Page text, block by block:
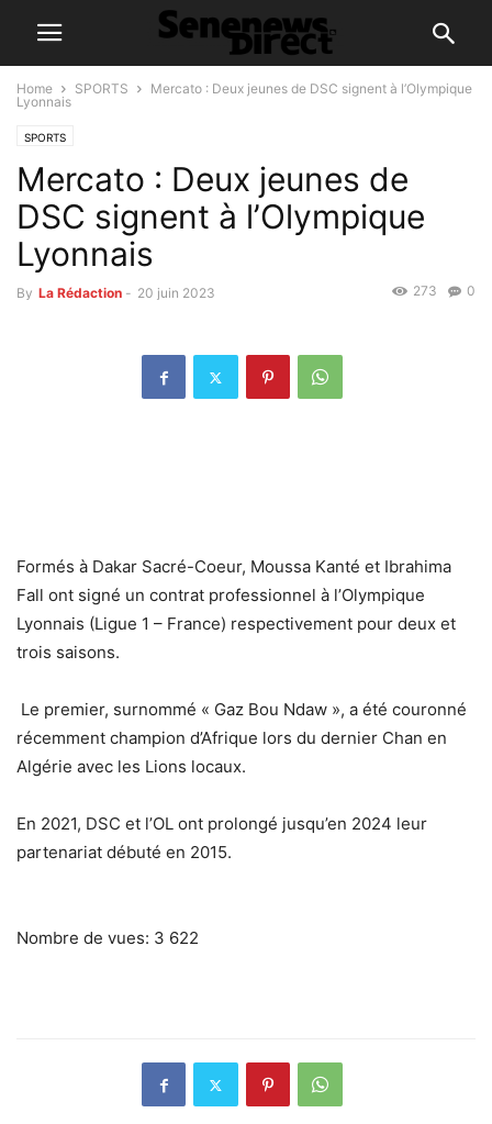
Home SPORTS
Mercato : Deux jeunes de DSC signent à l’Olympique
Lyonnais
SPORTS
Mercato : Deux jeunes de
DSC signent à l’Olympique
Lyonnais
By La Rédaction - 20 juin 2023 0
273
Formés à Dakar Sacré-Coeur, Moussa Kanté et Ibrahima
Fall ont signé un contrat professionnel à l’Olympique
Lyonnais (Ligue 1 – France) respectivement pour deux et
trois saisons.
Le premier, surnommé « Gaz Bou Ndaw », a été couronné
récemment champion d’Afrique lors du dernier Chan en
Algérie avec les Lions locaux.
En 2021, DSC et l’OL ont prolongé jusqu’en 2024 leur
partenariat débuté en 2015.
Nombre de vues: 3 622